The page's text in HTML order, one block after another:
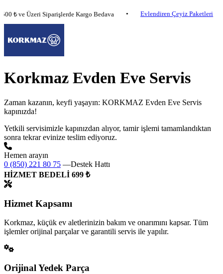
₺ ve Üzeri Siparişlerde Kargo Bedava Evlendiren Çeyiz Paketleri
Korkmaz Evden Eve Servis
Zaman kazanın, keyfi yaşayın: KORKMAZ Evden Eve Servis
kapınızda!
Yetkili servisimizle kapınızdan alıyor, tamir işlemi tamamlandıktan
sonra tekrar evinize teslim ediyoruz.
Hemen arayın
0 (850) 221 80 75 —Destek Hattı
HİZMET BEDELİ 699 ₺
Hizmet Kapsamı
Korkmaz, küçük ev aletlerinizin bakım ve onarımını kapsar. Tüm
işlemler orijinal parçalar ve garantili servis ile yapılır.
Orijinal Yedek Parça